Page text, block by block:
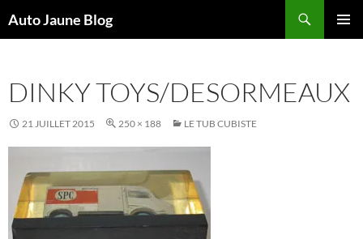
Auto Jaune Blog
DINKY TOYS/DESORMEAUX
21 JUILLET 2015 250 × 188 LE TUB CUBISTE